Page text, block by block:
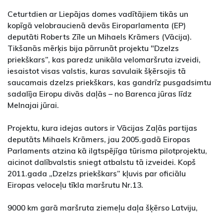
Ceturtdien ar Liepājas domes vadītājiem tikās un
kopīgā velobraucienā devās Eiroparlamenta (EP)
deputāti Roberts Zīle un Mihaels Krāmers (Vācija).
Tikšanās mērķis bija pārrunāt projektu "Dzelzs
priekškars”, kas paredz unikāla velomaršruta izveidi,
iesaistot visas valstis, kuras savulaik šķērsojis tā
saucamais dzelzs priekškars, kas gandrīz pusgadsimtu
sadalīja Eiropu divās daļās – no Barenca jūras līdz
Melnajai jūrai.
Projektu, kura idejas autors ir Vācijas Zaļās partijas
deputāts Mihaels Krāmers, jau 2005.gadā Eiropas
Parlaments atzina kā ilgtspējīga tūrisma pilotprojektu,
aicinot dalībvalstis sniegt atbalstu tā izveidei. Kopš
2011.gada „Dzelzs priekškars” kļuvis par oficiālu
Eiropas veloceļu tīkla maršrutu Nr.13.
9000 km garā maršruta ziemeļu daļa šķērso Latviju,